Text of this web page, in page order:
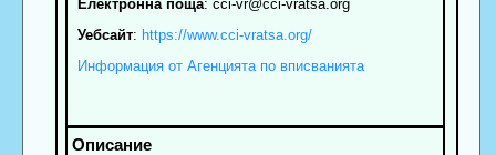
Електронна поща: cci-vr@cci-vratsa.org
Уебсайт: https://www.cci-vratsa.org/
Информация от Агенцията по вписванията